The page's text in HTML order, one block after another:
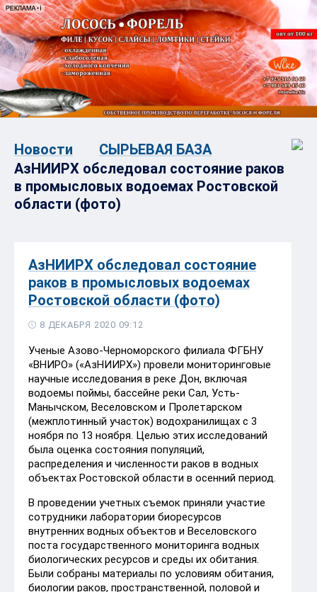
Новости
СЫРЬЕВАЯ БАЗА
АзНИИРХ обследовал состояние раков
в промысловых водоемах Ростовской
области (фото)
АзНИИРХ обследовал состояние
раков в промысловых водоемах
Ростовской области (фото)
8 ДЕКАБРЯ 2020 09:12
Ученые Азово-Черноморского филиала ФГБНУ
«ВНИРО» («АзНИИРХ») провели мониторинговые
научные исследования в реке Дон, включая
водоемы поймы, бассейне реки Сал, Усть-
Манычском, Веселовском и Пролетарском
(межплотинный участок) водохранилищах с 3
ноября по 13 ноября. Целью этих исследований
была оценка состояния популяций,
распределения и численности раков в водных
объектах Ростовской области в осенний период.
В проведении учетных съемок приняли участие
сотрудники лаборатории биоресурсов
внутренних водных объектов и Веселовского
поста государственного мониторинга водных
биологических ресурсов и среды их обитания.
Были собраны материалы по условиям обитания,
биологии раков, пространственной, половой и